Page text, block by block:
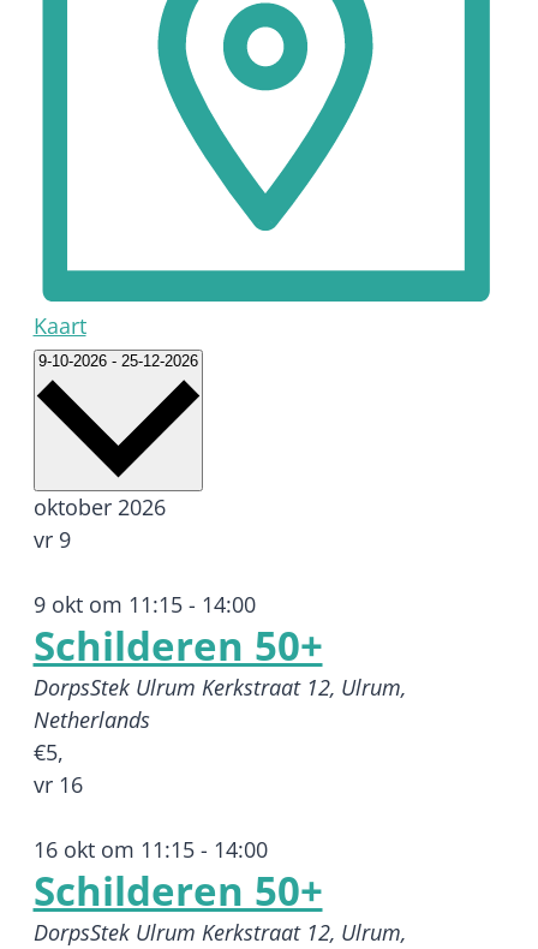
Kaart
9-10-2026 - 25-12-2026 Selecteer
oktober 2026
vr 9
9 okt om 11:15- 14:00
Schilderen 50+
DorpsStek Ulrum Kerkstraat 12, Ulrum,
Netherlands
€5,
vr 16
16 okt om 11:15- 14:00
Schilderen 50+
DorpsStek Ulrum Kerkstraat 12, Ulrum,